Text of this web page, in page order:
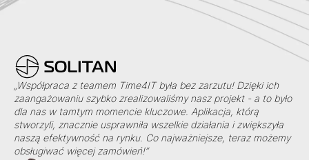
„Współpraca z teamem Time4IT była bez zarzutu! Dzięki ich
zaangażowaniu szybko zrealizowaliśmy nasz projekt - a to było
dla nas w tamtym momencie kluczowe. Aplikacja, którą
stworzyli, znacznie usprawniła wszelkie działania i zwiększyła
naszą efektywność na rynku. Co najważniejsze, teraz możemy
obsługiwać więcej zamówień!”